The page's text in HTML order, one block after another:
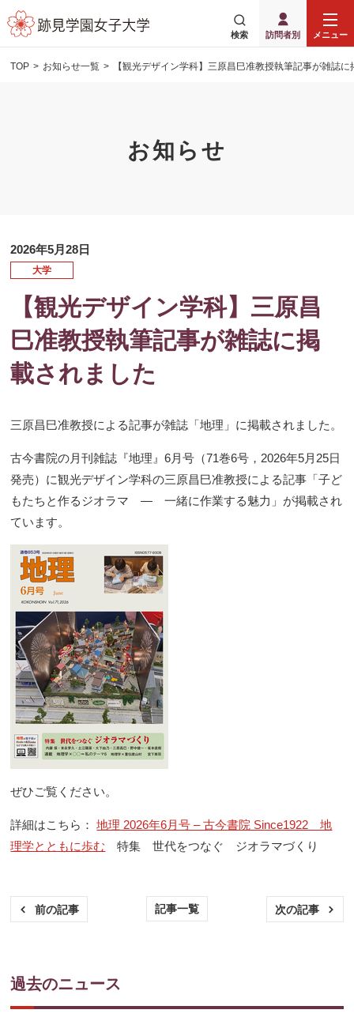
検索 訪問者別 メニュー
TOP お知らせ一覧 【観光デザイン学科】三原昌巳准教授執筆記事が雑誌
お知らせ
2026年5月28日
大学
【観光デザイン学科】三原昌
巳准教授執筆記事が雑誌に掲
載されました
三原昌巳准教授による記事が雑誌「地理」に掲載されました。
古今書院の月刊雑誌『地理』6月号（71巻6号，2026年5月25日
発売）に観光デザイン学科の三原昌巳准教授による記事「子ど
もたちと作るジオラマ ― 一緒に作業する魅力」が掲載され
ています。
ぜひご覧ください。
詳細はこちら：地理 2026年6月号 – 古今書院 Since1922 地
理学とともに歩む 特集 世代をつなぐ ジオラマづくり
前の記事 記事一覧 次の記事
過去のニュース